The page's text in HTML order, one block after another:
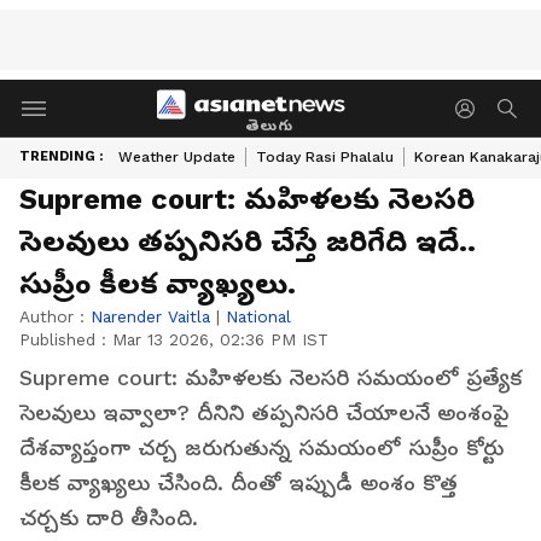
తెలుగు
TRENDING : Weather Update Today Rasi Phalalu Korean
Supreme court: మ‌హిళ‌ల‌కు నెల‌స‌రి
సెల‌వులు త‌ప్ప‌నిస‌రి చేస్తే జ‌రిగేది ఇదే..
సుప్రీం కీల‌క వ్యాఖ్య‌లు.
Author : Narender Vaitla | National
Published : Mar 13 2026, 02:36 PM IST
Supreme court: మహిళలకు నెలసరి సమయంలో ప్రత్యేక
సెలవులు ఇవ్వాలా? దీనిని త‌ప్ప‌నిస‌రి చేయాల‌నే అంశంపై
దేశ‌వ్యాప్తంగా చ‌ర్చ జ‌రుగుతున్న స‌మ‌యంలో సుప్రీం కోర్టు
కీల‌క వ్యాఖ్య‌లు చేసింది. దీంతో ఇప్పుడీ అంశం కొత్త
చ‌ర్చ‌కు దారి తీసింది.